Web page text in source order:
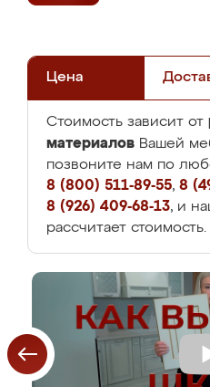
Цена
Стоимость зависит от
материалов Вашей
позвоните нам по
8 (800) 511-89-55, 8
8 (926) 409-68-13, и
рассчитает стоимость.